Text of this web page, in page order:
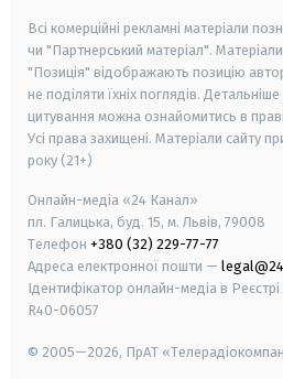
Всі комерційні рекламні матеріали
чи "Партнерський матеріал".
"Позиція" відображають позицію
не поділяти їхніх поглядів.
цитування можна ознайомитись в
Усі права захищені. Матеріали сайту
року (21+)
Онлайн-медіа «24 Канал»
пл. Галицька, буд. 15, м. Львів, 79008
Телефон +380 (32) 229-77-77
Адреса електронної пошти —
Ідентифікатор онлайн-медіа в
R40-06057
© 2005—2026, ПрАТ